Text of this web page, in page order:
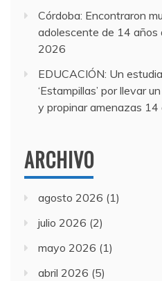
Córdoba: Encontraron
adolescente de 14 años
2026
EDUCACIÓN: Un
‘Estampillas’ por llevar
y propinar amenazas 14
ARCHIVO
agosto 2026 (1)
julio 2026 (2)
mayo 2026 (1)
abril 2026 (5)